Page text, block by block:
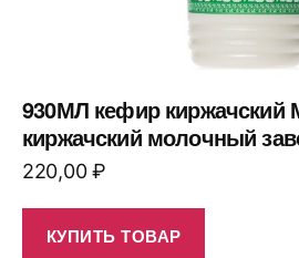
930МЛ кефир
киржачский молочный
220,00₽
КУПИТЬ ТОВАР